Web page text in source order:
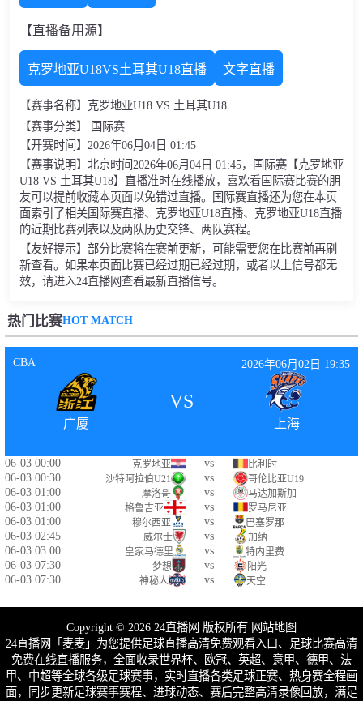
【直播备用源】
克罗地亚U18VS土耳其U18直播 文字直播
【赛事名称】克罗地亚U18 VS 土耳其U18
【赛事分类】 国际赛
【开赛时间】2026年06月04日 01:45
【赛事说明】北京时间2026年06月04日 01:45，国际赛【克罗地亚
U18 VS 土耳其U18】直播准时在线播放，喜欢看国际赛比赛的朋
友可以提前收藏本页面以免错过直播。国际赛直播还为您在本页
面索引了相关国际赛直播、克罗地亚U18直播、克罗地亚U18直播
的近期比赛列表以及两队历史交锋、两队赛程。
【友好提示】部分比赛将在赛前更新，可能需要您在比赛前再刷
新查看。如果本页面比赛已经过期已经过期，或者以上信号都无
效，请进入24直播网查看最新直播信号。
热门比赛HOT MATCH
CBA 2026年06月02日 19:35
广厦
VS
上海
06-03 00:00 克罗地亚 vs 比利时
06-03 00:30 沙特阿拉伯U21 vs 哥伦比亚U19
06-03 01:00 摩洛哥 vs 马达加斯加
06-03 01:00 格鲁吉亚 vs 罗马尼亚
06-03 01:00 穆尔西亚 vs 巴塞罗那
06-03 02:45 威尔士 vs 加纳
06-03 03:00 皇家马德里 vs 特内里费
06-03 07:30 梦想 vs 阳光
06-03 07:30 神秘人 vs 天空
Copyright © 2026 24直播网 版权所有 网站地图
24直播网「麦麦」为您提供足球直播高清免费观看入口、足球比赛高清
免费在线直播服务，全面收录世界杯、欧冠、英超、意甲、德甲、法
甲、中超等全球各级足球赛事，实时直播各类足球正赛、热身赛全程画
面，同步更新足球赛事赛程、进球动态、赛后完整高清录像回放，满足